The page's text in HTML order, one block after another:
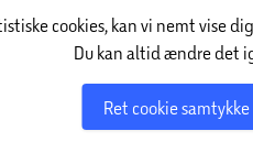
cookies, kan vi nemt vise
Du kan altid ændre det
Ret cookie samtykke